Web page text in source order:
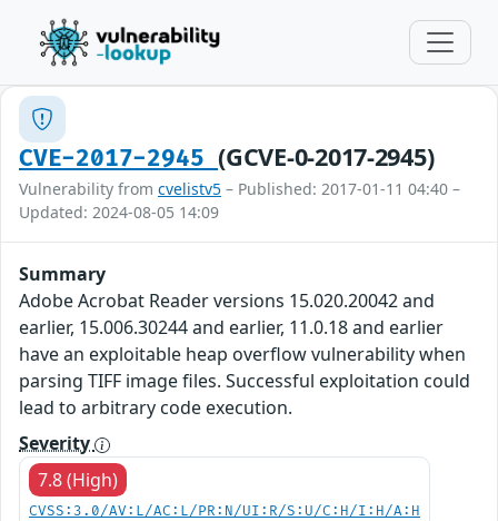
CVE-2017-2945(GCVE-0-2017-2945)
Vulnerability from cvelistv5 – Published: 2017-01-11 04:40 –
Updated: 2024-08-05 14:09
Summary
Adobe Acrobat Reader versions 15.020.20042 and
earlier, 15.006.30244 and earlier, 11.0.18 and earlier
have an exploitable heap overflow vulnerability when
parsing TIFF image files. Successful exploitation could
lead to arbitrary code execution.
Severity
7.8 (High)
CVSS:3.0/AV:L/AC:L/PR:N/UI:R/S:U/C:H/I:H/A:H